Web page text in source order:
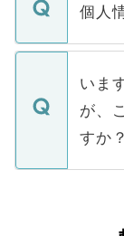
■応募
関を公
に、
みを
ていま
ん。
定を承
の辞
個人
個人情
で、
など
ご本
支援
ている
いま
が、
すか？
かが